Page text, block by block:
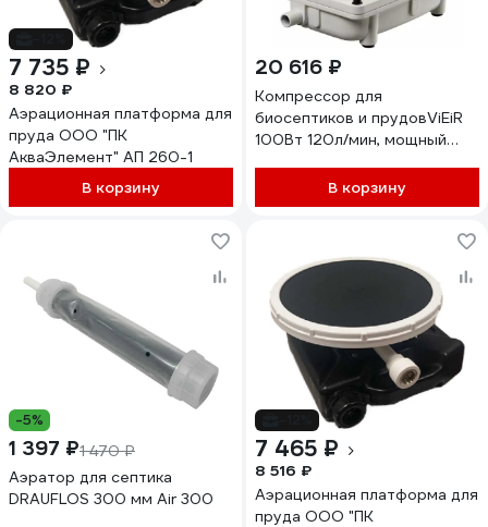
7 735 ₽
8 820 ₽
Аэрационная платформа для
пруда ООО "ПК
АкваЭлемент" АП 260-1
В корзину
20 616 ₽
Компрессор для
биосептиков и прудовViEiR
100Вт 120л/мин, мощный
В корзину
-5%
1 397 ₽1 470 ₽
Аэратор для септика
DRAUFLOS 300 мм Air 300
7 465 ₽
8 516 ₽
Аэрационная платформа для
пруда ООО "ПК